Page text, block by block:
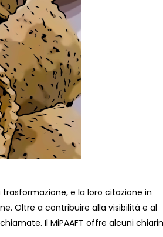
e la loro citazione in
Oltre a contribuire alla visibilità e al
Il MiPAAFT offre alcuni